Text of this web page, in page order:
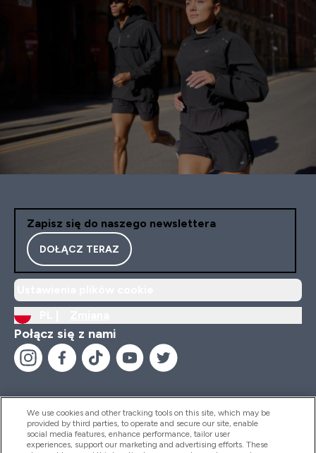
Zapisz się do naszego newslettera
DOŁĄCZ TERAZ
Połącz się z nami
Pomoc I Informacja
We use cookies and other tracking tools on this site, which may be
provided by third parties, to operate and secure our site, enable
social media features, enhance performance, tailor user
experiences, support our marketing and advertising efforts. These